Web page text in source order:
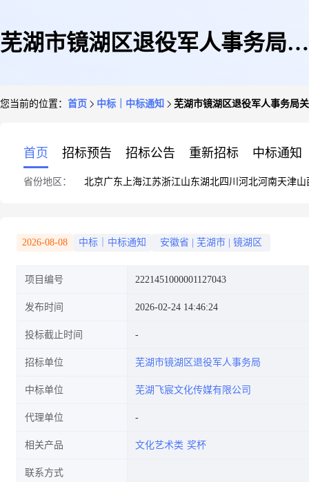
芜湖市镜湖区退役军人事务局关
您当前的位置： 首页 中标｜中标通知 芜湖市镜湖区退役军人事务局
首页 招标预告 招标公告 重新招标 中标通知
省份地区： 北京广东 上海江苏浙江山东湖北四川 河北河南天津山
2026-08-08 中标｜中标通知 安徽省 芜湖市 镜湖区
项目编号 2221451000001127043
发布时间 2026-02-24 14:46:24
投标截止时间
招标单位 芜湖市镜湖区退役军人事务局
中标单位 芜湖飞宸文化传媒有限公司
代理单位
相关产品 文化艺术类 奖杯
联系方式